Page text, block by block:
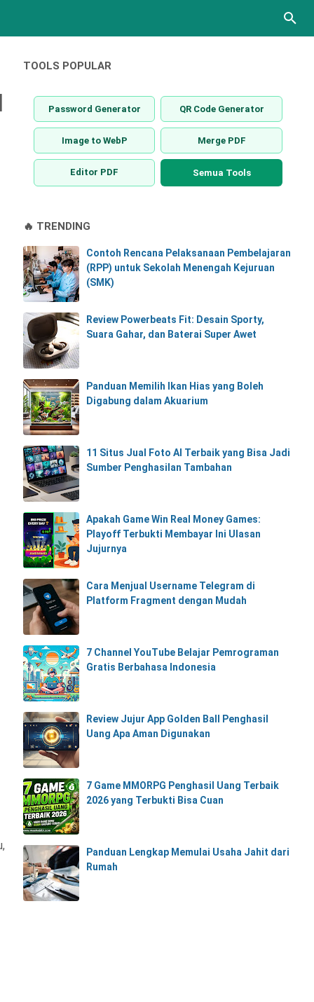
TOOLS POPULAR
Password Generator QR Code Generator
Image to WebP Merge PDF
Editor PDF Semua Tools
🔥 TRENDING
Contoh Rencana Pelaksanaan Pembelajaran
(RPP) untuk Sekolah Menengah Kejuruan
(SMK)
Review Powerbeats Fit: Desain Sporty,
Suara Gahar, dan Baterai Super Awet
Panduan Memilih Ikan Hias yang Boleh
Digabung dalam Akuarium
11 Situs Jual Foto AI Terbaik yang Bisa Jadi
Sumber Penghasilan Tambahan
Apakah Game Win Real Money Games:
Playoff Terbukti Membayar Ini Ulasan
Jujurnya
Cara Menjual Username Telegram di
Platform Fragment dengan Mudah
7 Channel YouTube Belajar Pemrograman
Gratis Berbahasa Indonesia
Review Jujur App Golden Ball Penghasil
Uang Apa Aman Digunakan
7 Game MMORPG Penghasil Uang Terbaik
2026 yang Terbukti Bisa Cuan
Panduan Lengkap Memulai Usaha Jahit dari
Rumah